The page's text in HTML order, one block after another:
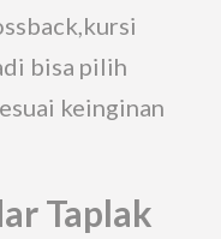
bisa pilih
keinginan
Taplak